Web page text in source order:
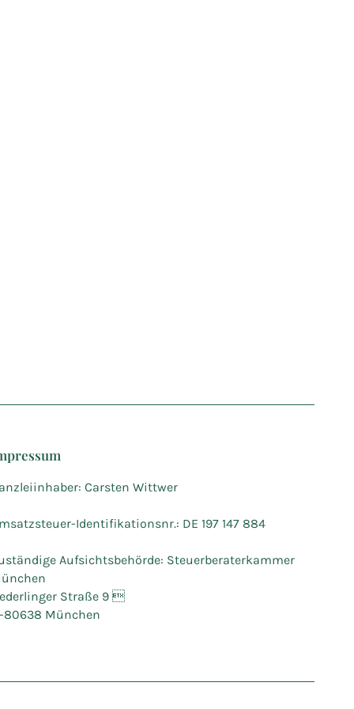
Carsten Wittwer
Identifikationsnr.: DE 197 147 884
Aufsichtsbehörde: Steuerberaterkammer
Straße 9 
80638 München